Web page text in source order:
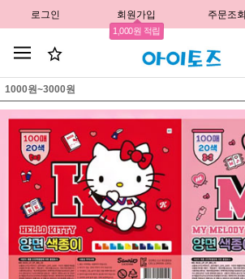
로그인 회원가입
1,000원 적립
주문조회
1000원~3000원